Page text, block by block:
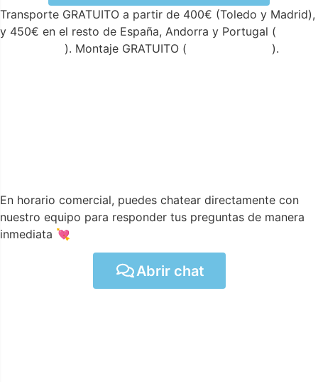
Transporte GRATUITO a partir de 400€ (Toledo y Madrid),
y 450€ en el resto de España, Andorra y Portugal (
). Montaje GRATUITO ( ).
En horario comercial, puedes chatear directamente con
nuestro equipo para responder tus preguntas de manera
inmediata 💘
Abrir chat